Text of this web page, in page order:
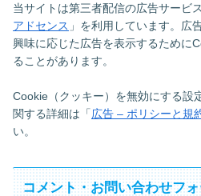
当サイトは第三者配信の広告サービ
アドセンス 」を利用しています。広
興味に応じた広告を表示するために
ることがあります。
Cookie（クッキー）を無効にする設
関する詳細は「広告 – ポリシーと規
い。
コメント・お問い合わせフ